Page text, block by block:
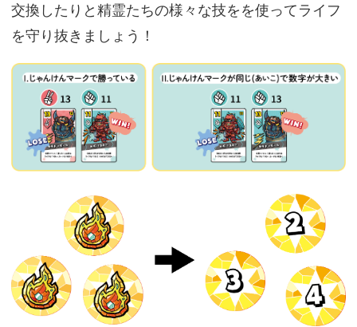
交換したりと精霊たちの様々な技をを使ってライフ
を守り抜きましょう！